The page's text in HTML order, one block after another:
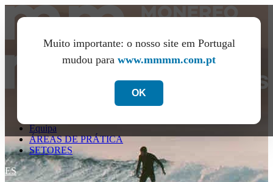
Muito importante: o nosso site em Portugal
mudou para www.mmmm.com.pt
OK
Equipa
ÁREAS DE PRÁTICA
SETORES
ES